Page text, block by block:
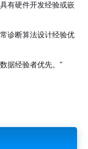
有硬件开发经验或嵌
诊断算法设计经验优
据经验者优先。"